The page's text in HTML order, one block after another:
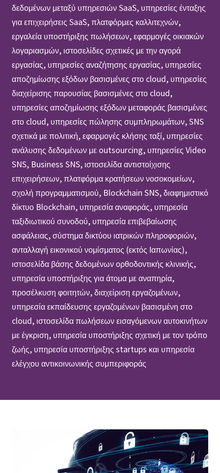
δεδομένων μεταξύ υπηρεσιών SaaS, υπηρεσίες ένταξης
για επιχειρήσεις SaaS, πλατφόρμες καλλιτεχνών,
εργαλεία υποστήριξης πωλήσεων, εφαρμογές οικιακών
λογαριασμών, ιστοσελίδες σχετικές με την αγορά
εργασίας, υπηρεσίες αναζήτησης εργασίας, υπηρεσίες
αποζημίωσης εξόδων βασισμένες στο cloud, υπηρεσίες
διαχείρισης παρουσίας βασισμένες στο cloud,
υπηρεσίες αποζημίωσης εξόδων μεταφοράς βασισμένες
στο cloud, υπηρεσίες πώλησης συμπληρωμάτων, SNS
σχετικά με πολιτική, εφαρμογές κλήσης ταξί, υπηρεσίες
ανάλυσης δεδομένων με outsourcing, υπηρεσίες Video
SNS, Business SNS, ιστοσελίδα αντιστοίχισης
επιχειρήσεων, πλατφόρμα κρατήσεων νοσοκομείων,
σχολή προγραμματισμού, Blockchain SNS, διαφημιστικό
δίκτυο Blockchain, υπηρεσία αναφοράς, υπηρεσία
ταξιδιωτικού συνοδού, υπηρεσία επιβεβαίωσης
ασφάλειας, σύστημα δικτύου ιατρικών πληροφοριών,
ανταλλαγή εικονικού νομίσματος (εκτός Ιαπωνίας),
ιστοσελίδα βάσης δεδομένων ορθοδοντικής κλινικής,
υπηρεσία υποστήριξης για άτομα με αναπηρία,
προσέλκυση φοιτητών, διαχείριση εργαζομένων,
υπηρεσία εκπαίδευσης εργαζομένων βασισμένη στο
cloud, ιστοσελίδα πωλήσεων εισαγόμενων αυτοκινήτων
με έγκριση, υπηρεσία υποστήριξης σχετική με τον τρόπο
ζωής, υπηρεσία υποστήριξης startups και υπηρεσία
ελέγχου αντικοινωνικής συμπεριφοράς